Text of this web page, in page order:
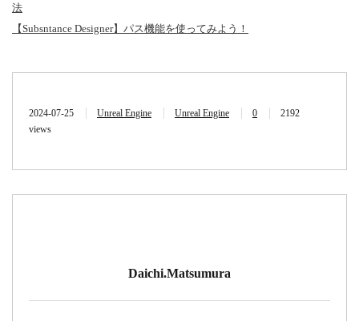
法
【Subsntance Designer】パス機能を使ってみよう！
2024-07-25 Unreal Engine Unreal Engine 0
2192
views
Daichi.Matsumura